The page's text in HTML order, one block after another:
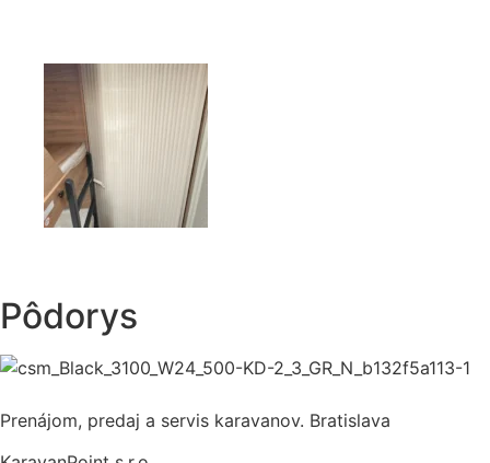
Pôdorys
Prenájom, predaj a servis karavanov. Bratislava